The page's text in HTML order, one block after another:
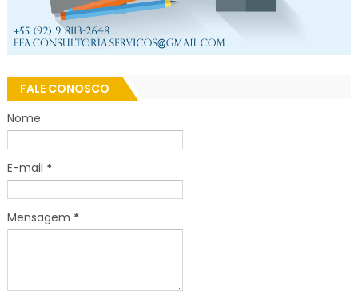
FALE CONOSCO
Nome
E-mail *
Mensagem *